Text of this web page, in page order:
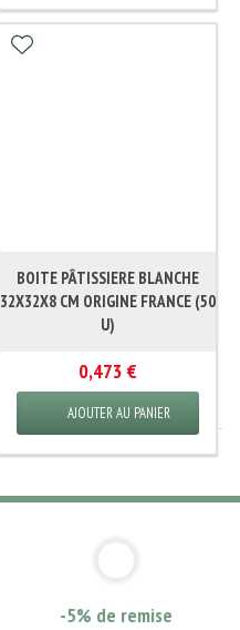
BOITE PÂTISSIERE BLANCHE
32X32X8 CM ORIGINE FRANCE (50
U)
0,473 €
AJOUTER AU PANIER
-5% de remise